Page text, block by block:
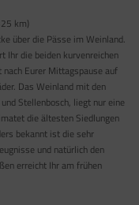
km)
über die Pässe im Weinland.
Ihr die beiden kurvenreichen
Eurer Mittagspause auf
Das Weinland mit den
Stellenbosch, liegt nur eine
die ältesten Siedlungen
bekannt ist die sehr
und natürlich den
erreicht Ihr am frühen